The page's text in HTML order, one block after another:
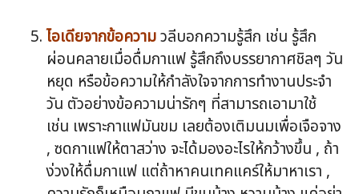
ไอเดียจากข้อความวลีบอกความรู้สึก เช่น รู้สึก
ผ่อนคลายเมื่อดื่มกาแฟ รู้สึกถึงบรรยากาศชิลๆ วัน
หยุด หรือข้อความให้กำลังใจจากการทำงานประจำ
วัน ตัวอย่างข้อความน่ารักๆ ที่สามารถเอามาใช้
เช่น เพราะกาแฟมันขม เลยต้องเติมนมเพื่อเจือจาง
, ซดกาแฟให้ตาสว่าง จะได้มองอะไรให้กว้างขึ้น , ถ้า
ง่วงให้ดื่มกาแฟ แต่ถ้าหาคนเทคแคร์ให้มาหาเรา ,